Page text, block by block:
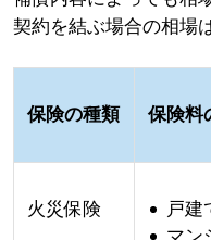
契約を結ぶ場合の相場
保険の種類 保険料
火災保険
戸建